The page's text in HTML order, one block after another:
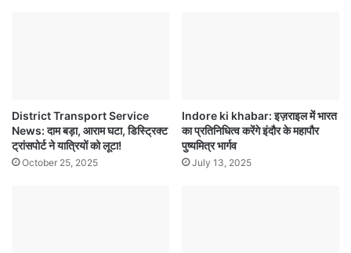
District Transport Service
News: दाम बड़ा, आराम घटा, डिस्ट्रिक्ट
ट्रांसपोर्ट ने यात्रियों को लूटा!
October 25, 2025
Indore ki khabar: इज़राइल में भारत
का प्रतिनिधित्व करेंगे इंदौर के महापौर
पुष्यमित्र भार्गव
July 13, 2025